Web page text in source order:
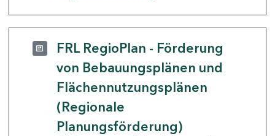
FRL RegioPlan - Förderung
von Bebauungsplänen und
Flächennutzungsplänen
(Regionale
Planungsförderung)